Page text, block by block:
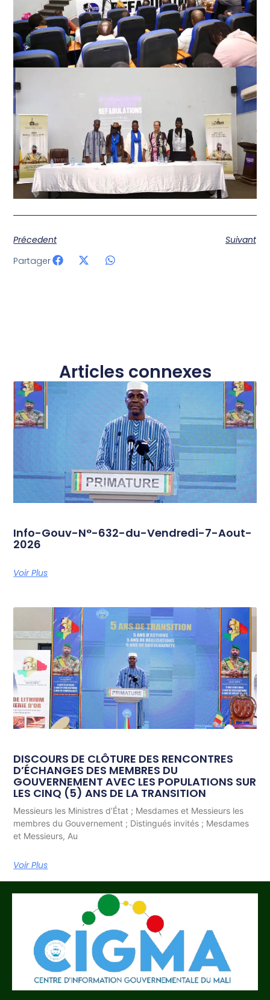
Précedent
Suivant
Partager
Articles connexes
Info-Gouv-N°-632-du-Vendredi-7-Aout-
2026
Voir Plus
DISCOURS DE CLÔTURE DES RENCONTRES
D’ÉCHANGES DES MEMBRES DU
GOUVERNEMENT AVEC LES POPULATIONS SUR
LES CINQ (5) ANS DE LA TRANSITION
Messieurs les Ministres d’État ; Mesdames et Messieurs les
membres du Gouvernement ; Distingués invités ; Mesdames
et Messieurs, Au
Voir Plus